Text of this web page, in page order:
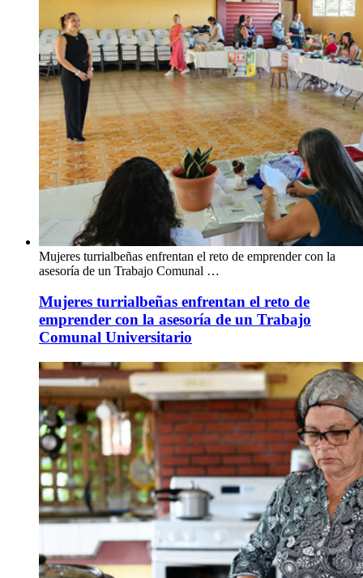
Mujeres turrialbeñas enfrentan el reto de emprender con la
asesoría de un Trabajo Comunal …
Mujeres turrialbeñas enfrentan el reto de
emprender con la asesoría de un Trabajo
Comunal Universitario